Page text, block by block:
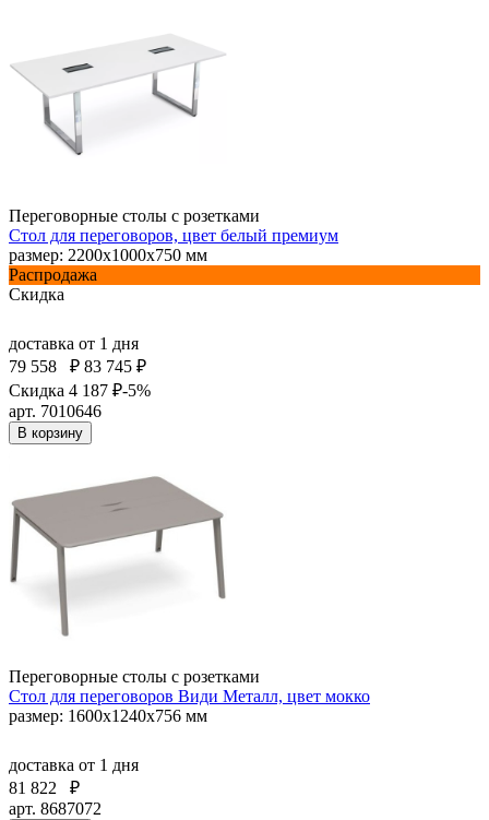
Переговорные столы с розетками
Стол для переговоров, цвет белый премиум
размер: 2200х1000х750 мм
Распродажа
Скидка
доставка от 1 дня
79 558
₽ 83 745 ₽
Скидка 4 187 ₽-5%
арт. 7010646
В корзину
Переговорные столы с розетками
Стол для переговоров Види Металл, цвет мокко
размер: 1600x1240x756 мм
доставка от 1 дня
81 822
₽
арт. 8687072